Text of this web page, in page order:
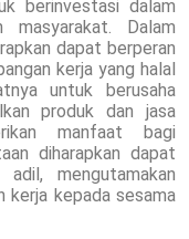
berinvestasi dalam
masyarakat. Dalam
dapat berperan
kerja yang halal
untuk berusaha
produk dan jasa
manfaat bagi
diharapkan dapat
mengutamakan
kerja kepada sesama